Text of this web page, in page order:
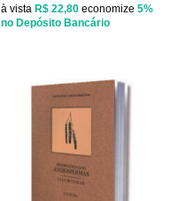
à vista R$ 22,80 economize 5%
no Depósito Bancário